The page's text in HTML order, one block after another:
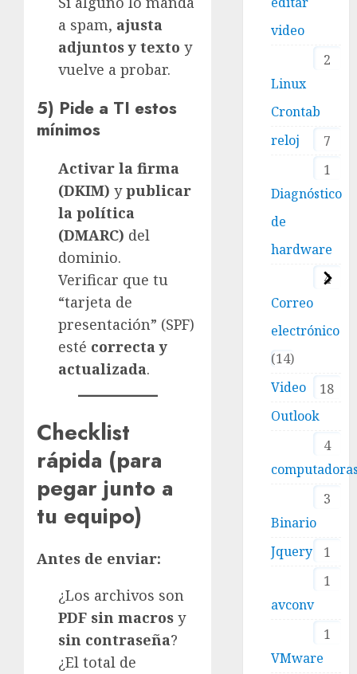
a spam, ajusta
adjuntos y texto y
vuelve a probar.
5) Pide a TI estos
mínimos
Activar la firma
(DKIM) ypublicar
la política
(DMARC) del
dominio.
Verificar que tu
“tarjeta de
presentación” (SPF)
esté correcta y
actualizada.
Checklist
rápida (para
pegar junto a
tu equipo)
Antes de enviar:
¿Los archivos son
PDF sin macros y
sin contraseña?
¿El total de
video
2
Linux
Crontab
7
reloj
1
Diagnóstico
de
hardware
4
Correo
electrónico
14
Video
18
Outlook
4
3
Binario
1
Jquery
1
avconv
1
VMware